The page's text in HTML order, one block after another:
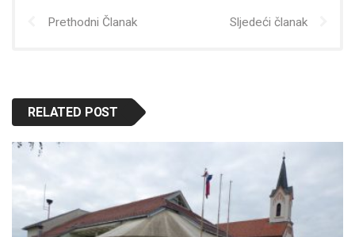
Prethodni Članak Sljedeći članak
RELATED POST